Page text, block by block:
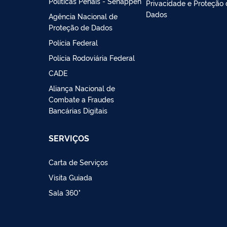
Agência Nacional de
Proteção de Dados
Polícia Federal
Polícia Rodoviária Federal
CADE
Aliança Nacional de
Combate a Fraudes
Bancárias Digitais
Privacidade e Proteção
Dados
SERVIÇOS
Carta de Serviços
Visita Guiada
Sala 360°